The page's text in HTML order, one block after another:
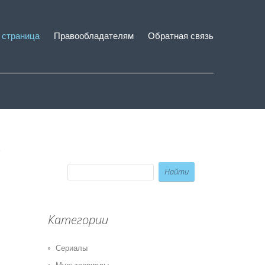
Правообладателям Обратная связь
Категории
Сериалы